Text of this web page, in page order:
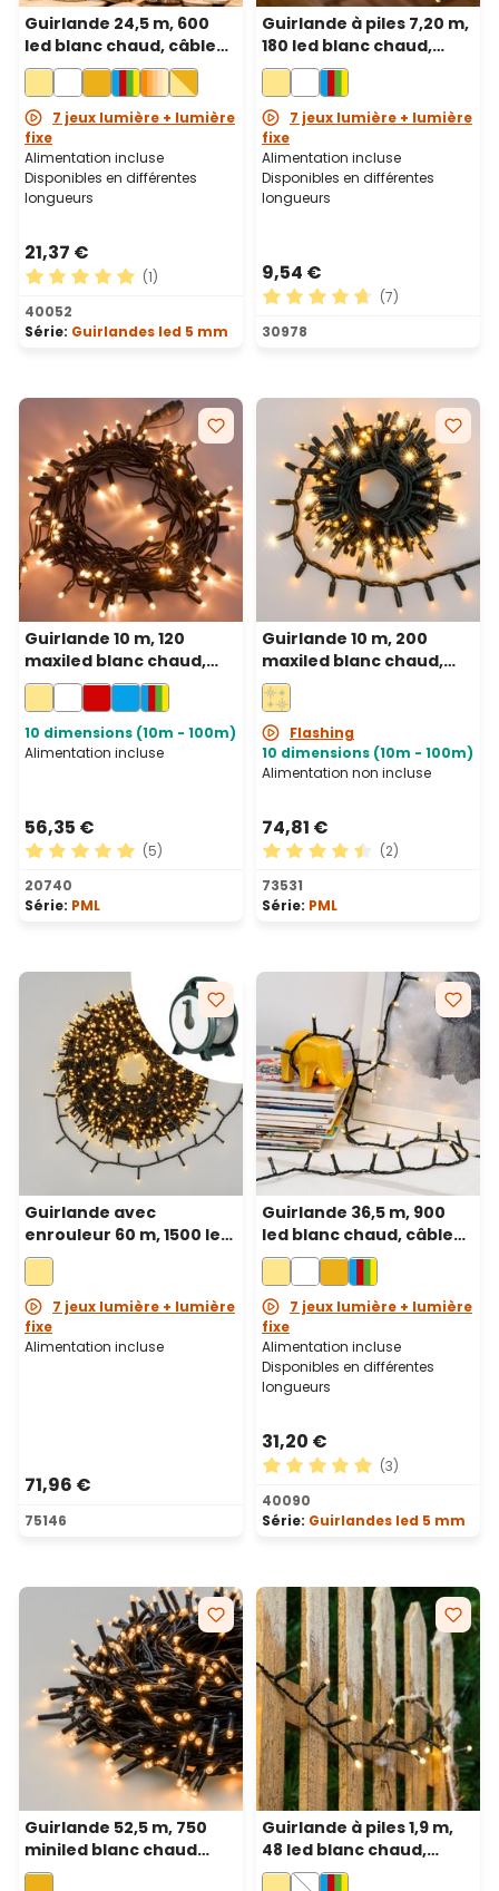
Guirlande 24,5 m, 600
led blanc chaud, câble
vert
7 jeux lumière + lumière
fixe
Alimentation incluse
Disponibles en différentes
longueurs
21,37 €
Note moyenne de 5 sur 5 étoiles
(1)
40052
Série: Guirlandes led 5 mm
Guirlande à piles 7,20 m,
180 led blanc chaud,
câble vert
7 jeux lumière + lumière
fixe
Alimentation incluse
Disponibles en différentes
longueurs
9,54 €
Note moyenne de 4.71 sur
(7)
30978
Guirlande 10 m, 120
maxiled blanc chaud,
câble vert,
prolongeable, IP67
10 dimensions (10m - 100m)
Alimentation incluse
56,35 €
Note moyenne de 5 sur 5 étoiles
(5)
20740
Série: PML
Guirlande 10 m, 200
maxiled blanc chaud,
câble vert,
prolongeable, IP67
Flashing
10 dimensions (10m - 100m)
Alimentation non incluse
74,81 €
Note moyenne de 4.5 sur
(2)
73531
Série: PML
Guirlande avec
enrouleur 60 m, 1500 led
blanc chaud, câble vert
7 jeux lumière + lumière
fixe
Alimentation incluse
71,96 €
75146
Guirlande 36,5 m, 900
led blanc chaud, câble
vert
7 jeux lumière + lumière
fixe
Alimentation incluse
Disponibles en différentes
longueurs
31,20 €
Note moyenne de 5 sur 5
(3)
40090
Série: Guirlandes led 5 mm
Guirlande 52,5 m, 750
miniled blanc chaud
traditionnel, câble vert
Guirlande à piles 1,9 m,
48 led blanc chaud,
câble vert